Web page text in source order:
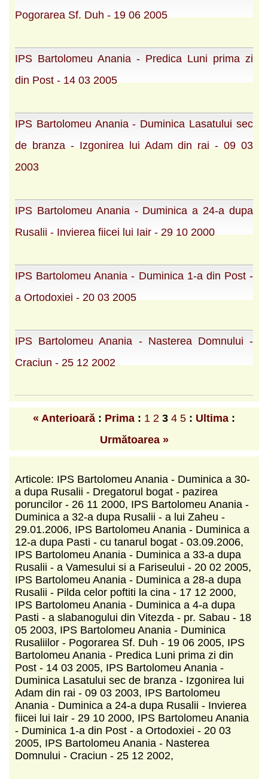
Pogorarea Sf. Duh - 19 06 2005
IPS Bartolomeu Anania - Predica Luni prima zi
din Post - 14 03 2005
IPS Bartolomeu Anania - Duminica Lasatului sec
de branza - Izgonirea lui Adam din rai - 09 03
2003
IPS Bartolomeu Anania - Duminica a 24-a dupa
Rusalii - Invierea fiicei lui Iair - 29 10 2000
IPS Bartolomeu Anania - Duminica 1-a din Post -
a Ortodoxiei - 20 03 2005
IPS Bartolomeu Anania - Nasterea Domnului -
Craciun - 25 12 2002
« Anterioară : Prima : 1 2 3 4 5 : Ultima :
Următoarea »
Articole: IPS Bartolomeu Anania - Duminica a 30-
a dupa Rusalii - Dregatorul bogat - pazirea
poruncilor - 26 11 2000, IPS Bartolomeu Anania -
Duminica a 32-a dupa Rusalii - a lui Zaheu -
29.01.2006, IPS Bartolomeu Anania - Duminica a
12-a dupa Pasti - cu tanarul bogat - 03.09.2006,
IPS Bartolomeu Anania - Duminica a 33-a dupa
Rusalii - a Vamesului si a Fariseului - 20 02 2005,
IPS Bartolomeu Anania - Duminica a 28-a dupa
Rusalii - Pilda celor poftiti la cina - 17 12 2000,
IPS Bartolomeu Anania - Duminica a 4-a dupa
Pasti - a slabanogului din Vitezda - pr. Sabau - 18
05 2003, IPS Bartolomeu Anania - Duminica
Rusaliilor - Pogorarea Sf. Duh - 19 06 2005, IPS
Bartolomeu Anania - Predica Luni prima zi din
Post - 14 03 2005, IPS Bartolomeu Anania -
Duminica Lasatului sec de branza - Izgonirea lui
Adam din rai - 09 03 2003, IPS Bartolomeu
Anania - Duminica a 24-a dupa Rusalii - Invierea
fiicei lui Iair - 29 10 2000, IPS Bartolomeu Anania
- Duminica 1-a din Post - a Ortodoxiei - 20 03
2005, IPS Bartolomeu Anania - Nasterea
Domnului - Craciun - 25 12 2002,